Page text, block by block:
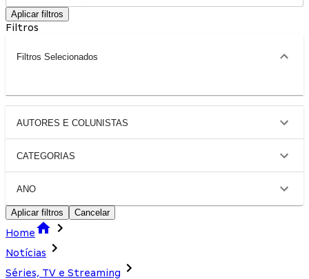
Aplicar filtros
Filtros
Filtros Selecionados
AUTORES E COLUNISTAS
CATEGORIAS
ANO
Aplicar filtros Cancelar
Home
Notícias
Séries, TV e Streaming